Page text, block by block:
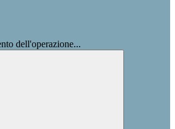
dell'operazione...